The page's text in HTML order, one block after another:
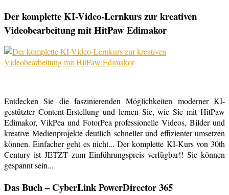
Der komplette KI-Video-Lernkurs zur kreativen
Videobearbeitung mit HitPaw Edimakor
Entdecken Sie die faszinierenden Möglichkeiten moderner KI-
gestützter Content-Erstellung und lernen Sie, wie Sie mit HitPaw
Edimakor, VikPea und FotorPea professionelle Videos, Bilder und
kreative Medienprojekte deutlich schneller und effizienter umsetzen
können. Einfacher geht es nicht... Der komplette KI-Kurs von 30th
Century ist JETZT zum Einführungspreis verfügbar!! Sie können
gespannt sein...
Das Buch – CyberLink PowerDirector 365